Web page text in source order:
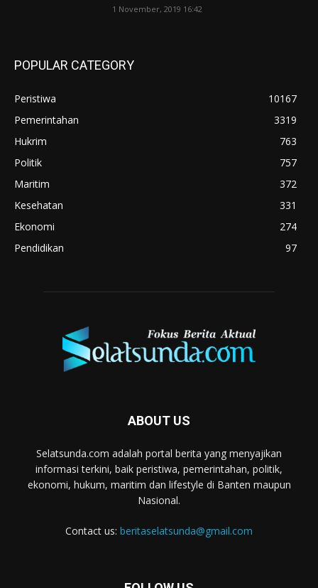
1 November, 2019 16:42
POPULAR CATEGORY
Peristiwa
10167
Pemerintahan
3319
Hukrim
763
Politik
757
Maritim
372
Kesehatan
331
Ekonomi
274
Pendidikan
97
ABOUT US
Selatsunda.com adalah portal berita yang menyajikan
informasi terkini, baik peristiwa, pemerintahan, politik,
ekonomi, hukum, maritim dan lifestyle di Banten maupun
Nasional.
Contact us: beritaselatsunda@gmail.com